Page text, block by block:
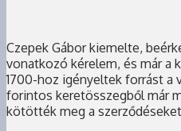
Czepek Gábor kiemelte,
vonatkozó kérelem, és már
1700-hoz igényeltek forrást a
forintos keretösszegből már
kötötték meg a